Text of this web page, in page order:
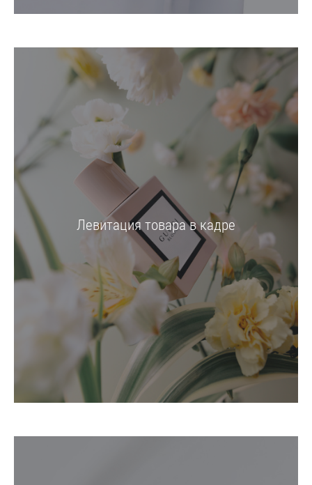
Левитация товара в кадре